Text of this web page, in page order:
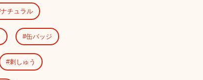
ナチュラル
缶バッジ
刺しゅう